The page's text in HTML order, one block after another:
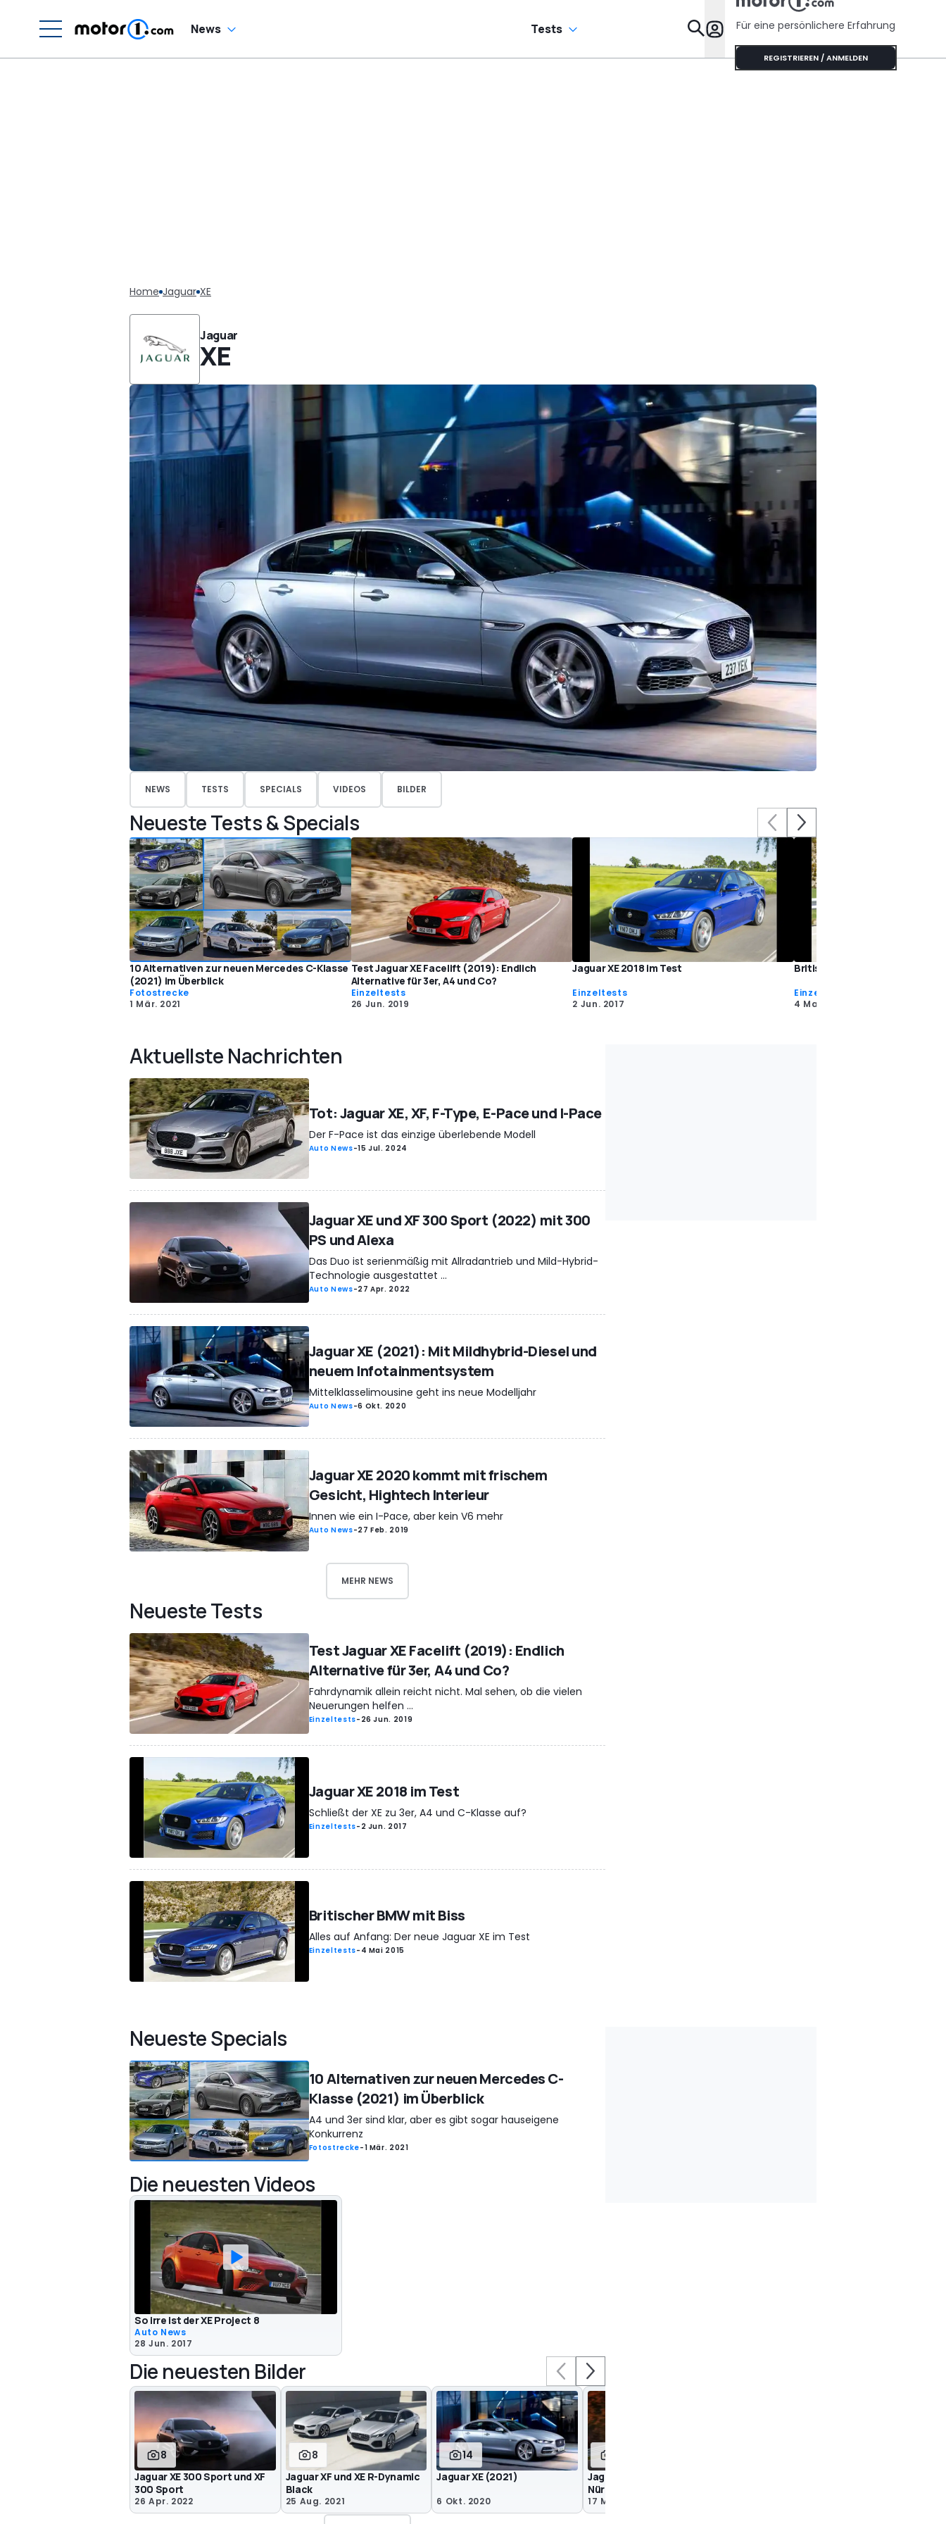
News Tests Specials
Für eine persönlichere Erfahrung
REGISTRIEREN / ANMELDEN
Home Jaguar XE
Jaguar
XE
NEWS TESTS SPECIALS VIDEOS BILDER
Neueste Tests & Specials
10 Alternativen zur neuen Mercedes C-Klasse
(2021) im Überblick
Fotostrecke
1 Mär. 2021
Test Jaguar XE Facelift (2019): Endlich
Alternative für 3er, A4 und Co?
Einzeltests
26 Jun. 2019
Jaguar XE 2018 im Test
Einzeltests
2 Jun. 2017
Britischer BMW mit Biss
Einzeltests
4 Mai 2015
Aktuellste Nachrichten
Tot: Jaguar XE, XF, F-Type, E-Pace und I-Pace
Der F-Pace ist das einzige überlebende Modell
Auto News-15 Jul. 2024
Jaguar XE und XF 300 Sport (2022) mit 300
PS und Alexa
Das Duo ist serienmäßig mit Allradantrieb und Mild-Hybrid-
Technologie ausgestattet ...
Auto News-27 Apr. 2022
Jaguar XE (2021): Mit Mildhybrid-Diesel und
neuem Infotainmentsystem
Mittelklasselimousine geht ins neue Modelljahr
Auto News-6 Okt. 2020
Jaguar XE 2020 kommt mit frischem
Gesicht, Hightech Interieur
Innen wie ein I-Pace, aber kein V6 mehr
Auto News-27 Feb. 2019
MEHR NEWS
Neueste Tests
Test Jaguar XE Facelift (2019): Endlich
Alternative für 3er, A4 und Co?
Fahrdynamik allein reicht nicht. Mal sehen, ob die vielen
Neuerungen helfen ...
Einzeltests- 26 Jun. 2019
Jaguar XE 2018 im Test
Schließt der XE zu 3er, A4 und C-Klasse auf?
Einzeltests- 2 Jun. 2017
Britischer BMW mit Biss
Alles auf Anfang: Der neue Jaguar XE im Test
Einzeltests- 4 Mai 2015
Neueste Specials
10 Alternativen zur neuen Mercedes C-
Klasse (2021) im Überblick
A4 und 3er sind klar, aber es gibt sogar hauseigene
Konkurrenz
Fotostrecke-1 Mär. 2021
Die neuesten Videos
So irre ist der XE Project 8
Auto News
28 Jun. 2017
Die neuesten Bilder
8
Jaguar XE 300 Sport und XF
300 Sport
26 Apr. 2022
8
Jaguar XF und XE R-Dynamic
Black
25 Aug. 2021
14
Jaguar XE (2021)
6 Okt. 2020
Jaguar XE SV Project 8,
Nürburgring-Rekord
17 Mär. 2020